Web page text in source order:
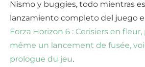
Nismo y buggies, todo mientras
lanzamiento completo del juego
Forza Horizon 6 : Cerisiers en
même un lancement de fusée,
prologue du jeu.